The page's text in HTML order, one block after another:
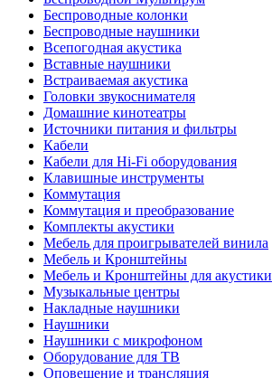
Беспроводные колонки
Беспроводные наушники
Всепогодная акустика
Вставные наушники
Встраиваемая акустика
Головки звукоснимателя
Домашние кинотеатры
Источники питания и фильтры
Кабели
Кабели для Hi-Fi оборудования
Клавишные инструменты
Коммутация
Коммутация и преобразование
Комплекты акустики
Мебель для проигрывателей винила
Мебель и Кронштейны
Мебель и Кронштейны для акустики
Музыкальные центры
Накладные наушники
Наушники
Наушники с микрофоном
Оборудование для ТВ
Оповещение и трансляция